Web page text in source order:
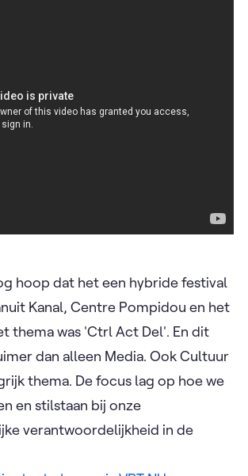
hoop dat het een hybride festival
Kanal, Centre Pompidou en het
thema was 'Ctrl Act Del'. En dit
dan alleen Media. Ook Cultuur
thema. De focus lag op hoe we
en stilstaan bij onze
verantwoordelijkheid in de